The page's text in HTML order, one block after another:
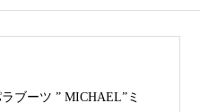
ラブーツ ” MICHAEL”ミ